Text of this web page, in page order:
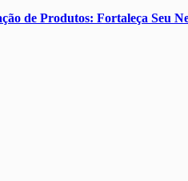
de Produtos: Fortaleça Seu